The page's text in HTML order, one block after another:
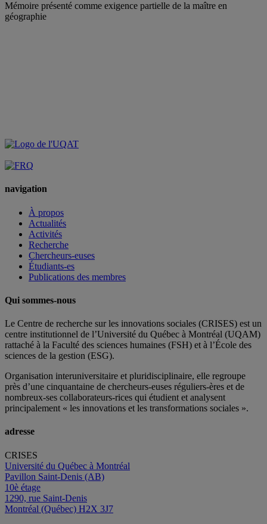
Mémoire présenté comme exigence partielle de la maître en
géographie
navigation
À propos
Actualités
Activités
Recherche
Chercheurs-euses
Étudiants-es
Publications des membres
Qui sommes-nous
Le Centre de recherche sur les innovations sociales (CRISES) est un
centre institutionnel de l’Université du Québec à Montréal (UQAM)
rattaché à la Faculté des sciences humaines (FSH) et à l’École des
sciences de la gestion (ESG).
Organisation interuniversitaire et pluridisciplinaire, elle regroupe
près d’une cinquantaine de chercheurs-euses réguliers-ères et de
nombreux-ses collaborateurs-rices qui étudient et analysent
principalement « les innovations et les transformations sociales ».
adresse
CRISES
Université du Québec à Montréal
Pavillon Saint-Denis (AB)
10è étage
1290, rue Saint-Denis
Montréal (Québec) H2X 3J7